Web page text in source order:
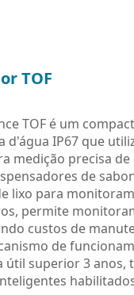
TOF
TOF é um
d'água IP67 que
medição precisa de
de
lixo para
permite
custos de
de
útil superior 3 anos,